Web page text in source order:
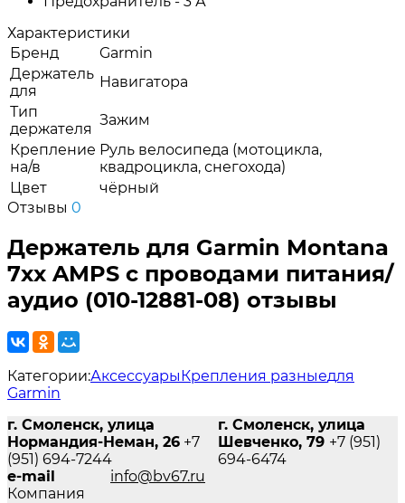
Характеристики
Бренд
Garmin
Держатель
для
Навигатора
Тип
держателя
Зажим
Крепление
на/в
Руль велосипеда (мотоцикла,
квадроцикла, снегохода)
Цвет
чёрный
Отзывы 0
Держатель для Garmin Montana
7xx AMPS с проводами питания/
аудио (010-12881-08) отзывы
Категории:АксессуарыКрепления разныедля
Garmin
г. Смоленск, улица
Нормандия-Неман, 26 +7
(951) 694-7244
г. Смоленск, улица
Шевченко, 79 +7 (951)
694-6474
e-mail
info@bv67.ru
Компания